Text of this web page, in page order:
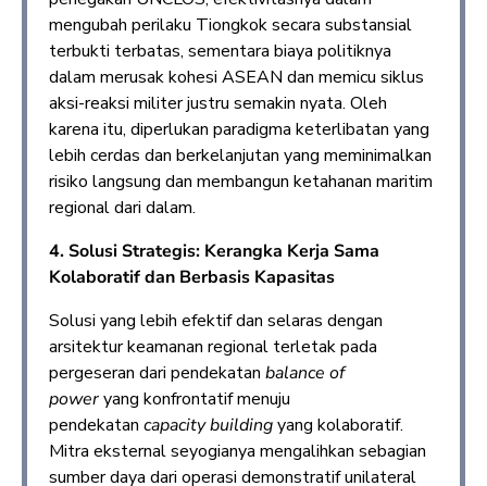
mengubah perilaku Tiongkok secara substansial
terbukti terbatas, sementara biaya politiknya
dalam merusak kohesi ASEAN dan memicu siklus
aksi-reaksi militer justru semakin nyata. Oleh
karena itu, diperlukan paradigma keterlibatan yang
lebih cerdas dan berkelanjutan yang meminimalkan
risiko langsung dan membangun ketahanan maritim
regional dari dalam.
4. Solusi Strategis: Kerangka Kerja Sama
Kolaboratif dan Berbasis Kapasitas
Solusi yang lebih efektif dan selaras dengan
arsitektur keamanan regional terletak pada
pergeseran dari pendekatan balance of
poweryang konfrontatif menuju
pendekatan capacity buildingyang kolaboratif.
Mitra eksternal seyogianya mengalihkan sebagian
sumber daya dari operasi demonstratif unilateral